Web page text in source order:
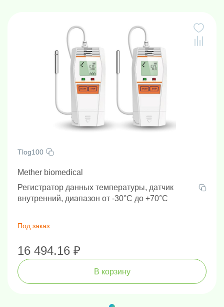
Морозильник MDF-25V358 является надежным и
эффективным решением для хранения образцов,
обеспечивая высокий уровень безопасности и удобства
использования. Срок гарантии - 2 года.
Tlog100
Mether biomedical
Регистратор данных температуры, датчик
внутренний, диапазон от -30°C до +70°C
Под заказ
16 494.16 ₽
В корзину